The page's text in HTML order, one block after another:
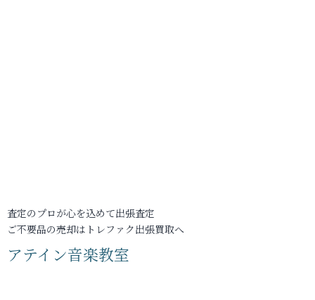
査定のプロが心を込めて出張査定
ご不要品の売却はトレファク出張買取へ
アテイン音楽教室